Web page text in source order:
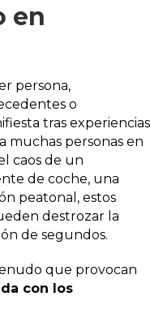
en
persona,
o
tras experiencias
muchas personas en
caos de un
de coche, una
peatonal, estos
destrozar la
de segundos.
que provocan
con los